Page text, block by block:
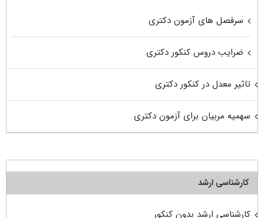
سرفصل های آزمون دکتری
ضرایب دروس کنکور دکتری
تاثیر معدل در کنکور دکتری
سهمیه مربیان برای آزمون دکتری
کارشناسی ارشد
کارشناسی ارشد بدون کنکور